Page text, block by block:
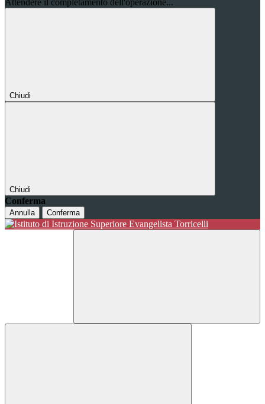
Attendere il completamento dell'operazione...
Chiudi
Chiudi
Conferma
Annulla Conferma